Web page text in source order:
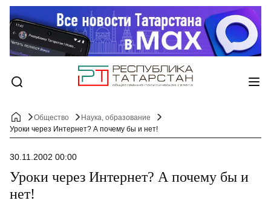
Общество
Наука, образование
Уроки через Интернет? А почему бы и нет!
30.11.2002 00:00
Уроки через Интернет? А почему бы и
нет!